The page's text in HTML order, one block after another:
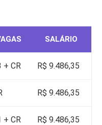
SALÁRIO
+ CR R$ 9.486,35
R$ 9.486,35
+ CR R$ 9.486,35